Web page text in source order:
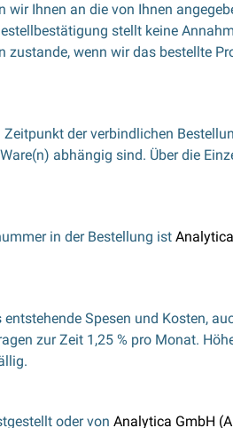
Ihnen an die von Ihnen
stellt keine
wenn wir das bestellte
der verbindlichen
abhängig sind. Über die
in der Bestellung ist
Spesen und Kosten,
zur Zeit 1,25 % pro Monat.
oder von Analytica GmbH